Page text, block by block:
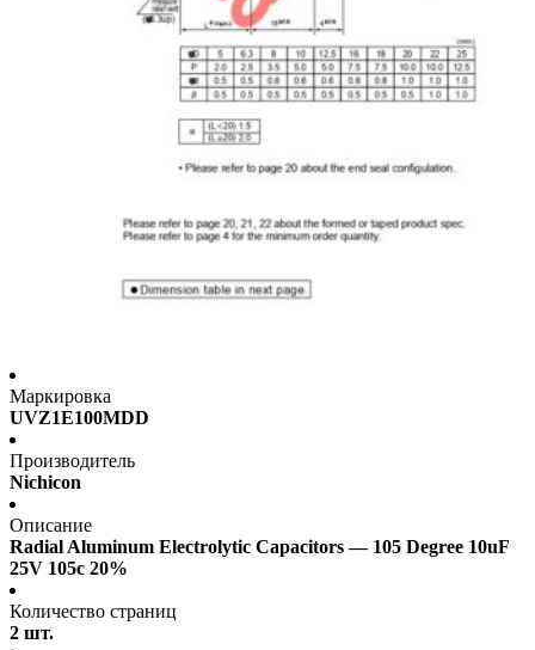
Маркировка
UVZ1E100MDD
Производитель
Nichicon
Описание
Radial Aluminum Electrolytic Capacitors — 105 Degree 10uF
25V 105c 20%
Количество страниц
2 шт.